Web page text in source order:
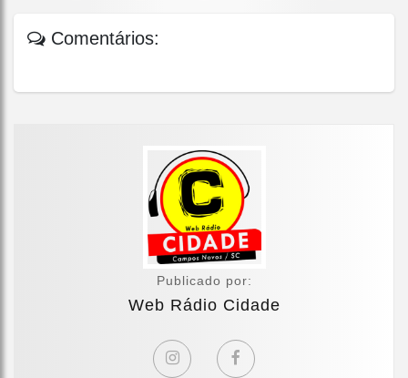
Comentários:
Publicado por:
Web Rádio Cidade